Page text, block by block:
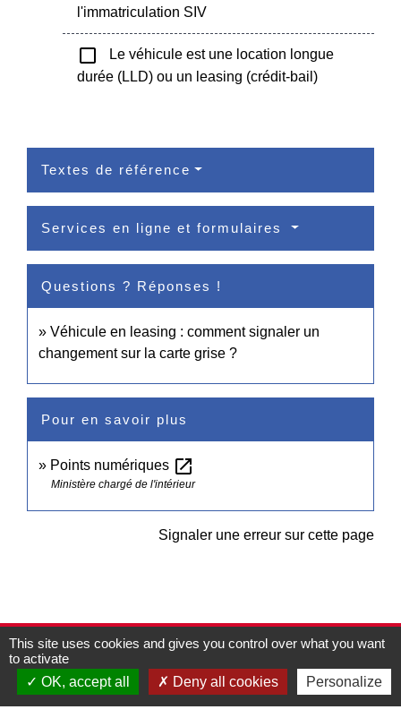
l'immatriculation SIV
check_box_outline_blank
Le véhicule est une location longue
durée (LLD) ou un leasing (crédit-bail)
Textes de référence
Services en ligne et formulaires
Questions ? Réponses !
Véhicule en leasing : comment signaler un
changement sur la carte grise ?
Pour en savoir plus
Points numériques open_in_new
Ministère chargé de l'intérieur
Signaler une erreur sur cette page
Contacts
Commune de Pullay
2 rue des Rossignols
27130 Pullay - FRANCE
This site uses cookies and gives you control over what you want
to activate
OK, accept all
Deny all cookies Personalize